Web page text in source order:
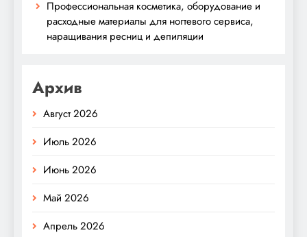
Профессиональная косметика, оборудование и
расходные материалы для ногтевого сервиса,
наращивания ресниц и депиляции
Архив
Август 2026
Июль 2026
Июнь 2026
Май 2026
Апрель 2026